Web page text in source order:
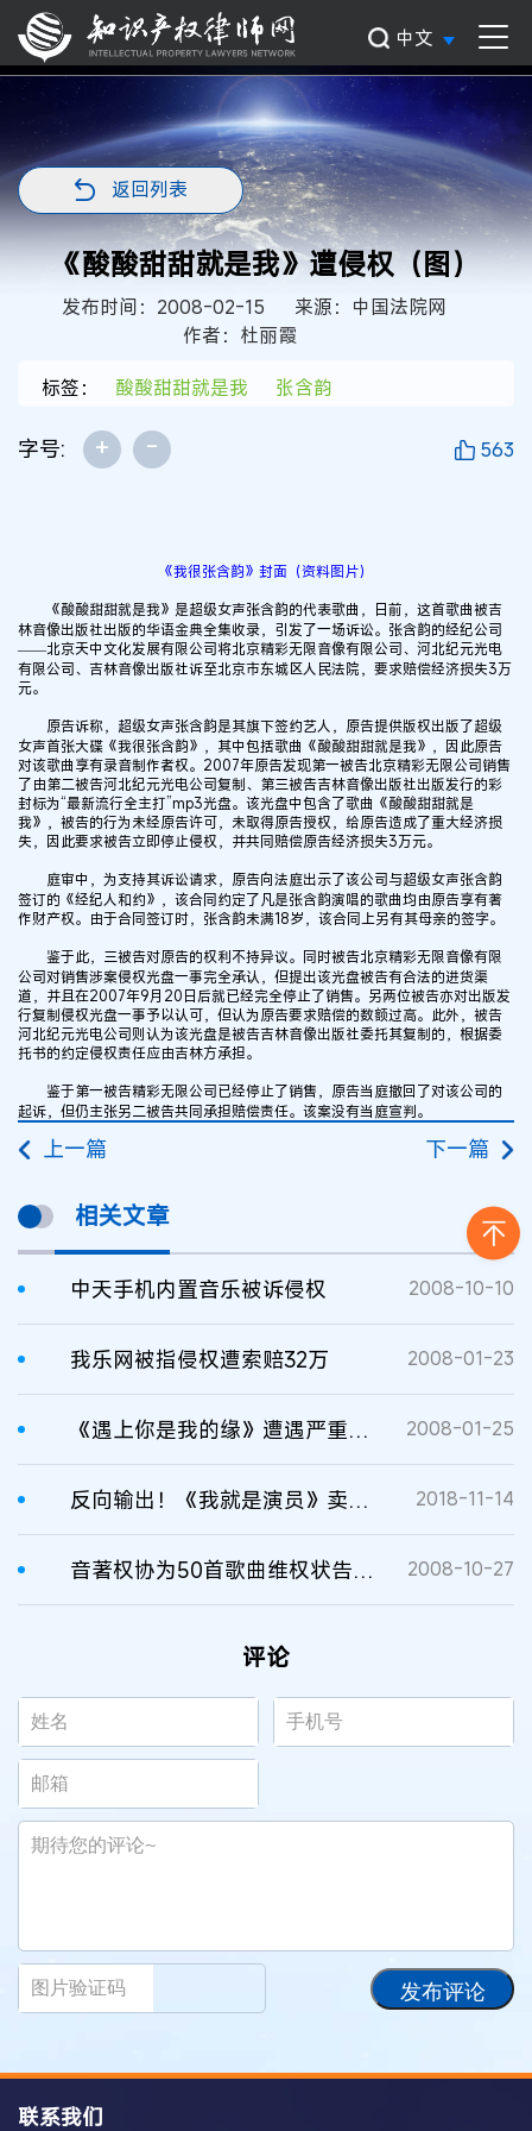
中文
返回列表
《酸酸甜甜就是我》遭侵权（图）
发布时间：2008-02-15
来源：中国法院网
作者：杜丽霞
标签：
酸酸甜甜就是我 张含韵
字号: + - 563
《我很张含韵》封面（资料图片）
《酸酸甜甜就是我》是超级女声张含韵的代表歌曲，日前，这首歌曲被吉
林音像出版社出版的华语金典全集收录，引发了一场诉讼。张含韵的经纪公司
——北京天中文化发展有限公司将北京精彩无限音像有限公司、河北纪元光电
有限公司、吉林音像出版社诉至北京市东城区人民法院，要求赔偿经济损失3万
元。
原告诉称，超级女声张含韵是其旗下签约艺人，原告提供版权出版了超级
女声首张大碟《我很张含韵》，其中包括歌曲《酸酸甜甜就是我》，因此原告
对该歌曲享有录音制作者权。2007年原告发现第一被告北京精彩无限公司销售
了由第二被告河北纪元光电公司复制、第三被告吉林音像出版社出版发行的彩
封标为“最新流行全主打”mp3光盘。该光盘中包含了歌曲《酸酸甜甜就是
我》，被告的行为未经原告许可，未取得原告授权，给原告造成了重大经济损
失，因此要求被告立即停止侵权，并共同赔偿原告经济损失3万元。
庭审中，为支持其诉讼请求，原告向法庭出示了该公司与超级女声张含韵
签订的《经纪人和约》，该合同约定了凡是张含韵演唱的歌曲均由原告享有著
作财产权。由于合同签订时，张含韵未满18岁，该合同上另有其母亲的签字。
鉴于此，三被告对原告的权利不持异议。同时被告北京精彩无限音像有限
公司对销售涉案侵权光盘一事完全承认，但提出该光盘被告有合法的进货渠
道，并且在2007年9月20日后就已经完全停止了销售。另两位被告亦对出版发
行复制侵权光盘一事予以认可，但认为原告要求赔偿的数额过高。此外，被告
河北纪元光电公司则认为该光盘是被告吉林音像出版社委托其复制的，根据委
托书的约定侵权责任应由吉林方承担。
鉴于第一被告精彩无限公司已经停止了销售，原告当庭撤回了对该公司的
起诉，但仍主张另二被告共同承担赔偿责任。该案没有当庭宣判。
上一篇 下一篇
相关文章
中天手机内置音乐被诉侵权 2008-10-10
我乐网被指侵权遭索赔32万 2008-01-23
《遇上你是我的缘》遭遇严重侵权 鸟人艺术出击 2008-01-25
反向输出！《我就是演员》卖出国际版权 2018-11-14
音著权协为50首歌曲维权状告17家单位索赔20万 2008-10-27
评论
发布评论
联系我们